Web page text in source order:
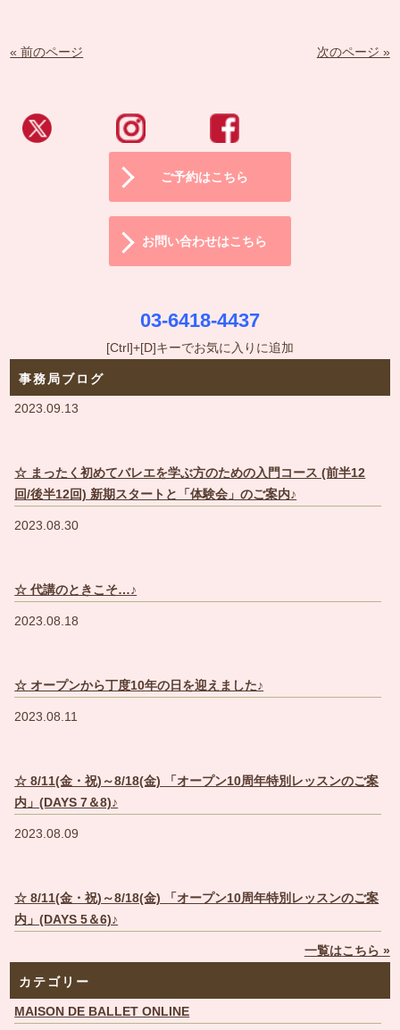
« 前のページ 次のページ »
ご予約はこちら
お問い合わせはこちら
03-6418-4437
[Ctrl]+[D]キーでお気に入りに追加
事務局ブログ
2023.09.13
☆ まったく初めてバレエを学ぶ方のための入門コース (前半12
回/後半12回) 新期スタートと「体験会」のご案内♪
2023.08.30
☆ 代講のときこそ…♪
2023.08.18
☆ オープンから丁度10年の日を迎えました♪
2023.08.11
☆ 8/11(金・祝)～8/18(金) 「オープン10周年特別レッスンのご案
内」(DAYS 7＆8)♪
2023.08.09
☆ 8/11(金・祝)～8/18(金) 「オープン10周年特別レッスンのご案
内」(DAYS 5＆6)♪
一覧はこちら »
カテゴリー
MAISON DE BALLET ONLINE